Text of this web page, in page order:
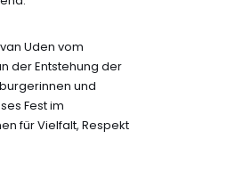
Uden vom
der Entstehung der
und
Fest im
für Vielfalt, Respekt